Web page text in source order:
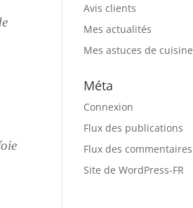
Avis clients
Mes actualités
Mes astuces de cuisine
Méta
Connexion
Flux des publications
Flux des commentaires
Site de WordPress-FR